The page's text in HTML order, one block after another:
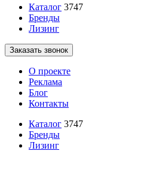
Каталог 3747
Бренды
Лизинг
Заказать звонок
О проекте
Реклама
Блог
Контакты
Каталог 3747
Бренды
Лизинг